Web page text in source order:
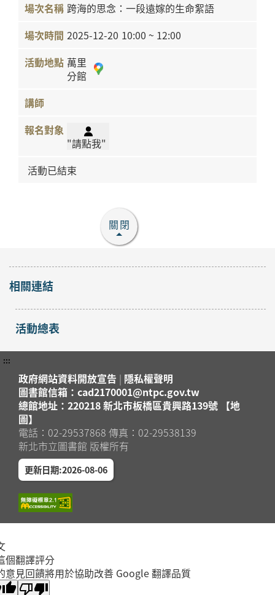
跨海的思念：一段遠嫁的生命絮語
2025-12-20 10:00 ~ 12:00
萬里
分館
"請點我"
活動已結束
關閉
相關連結
活動總表
:::
政府網站資料開放宣告 | 隱私權聲明
圖書館信箱：cad2170001@ntpc.gov.tw
總館地址：220218 新北市板橋區貴興路139號 【地
圖】
電話：02-29537868 傳真：02-29538139
新北市立圖書館 版權所有
更新日期:2026-08-06
個翻譯評分
意見回饋將用於協助改善 Google 翻譯品質